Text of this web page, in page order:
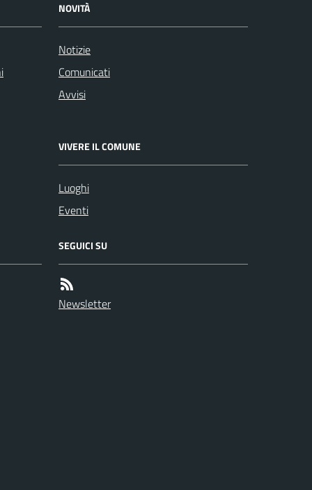
NOVITÀ
Notizie
Comunicati
Avvisi
VIVERE IL COMUNE
Luoghi
Eventi
SEGUICI SU
Newsletter